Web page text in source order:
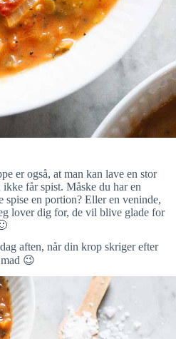
er også, at man kan lave en stor
får spist. Måske du har en
spise en portion? Eller en veninde,
lover dig for, de vil blive glade for
aften, når din krop skriger efter
😉